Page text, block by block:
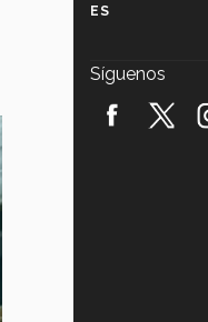
ES
Síguenos